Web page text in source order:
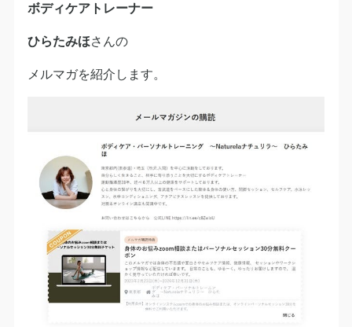
ボディケアトレーナー
ひらたみほさんの
メルマガを紹介します。